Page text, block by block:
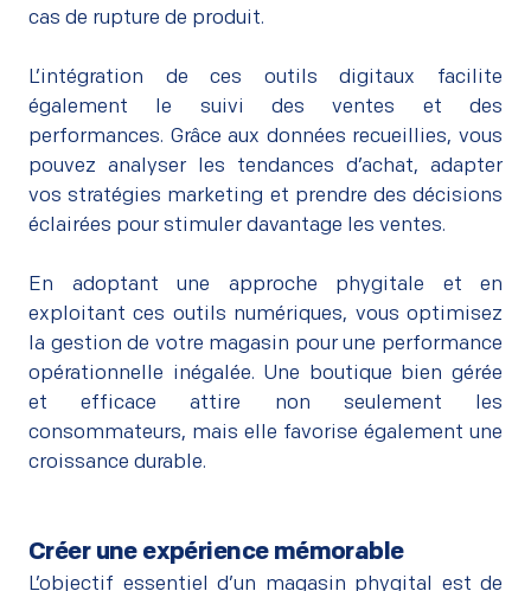
cas de rupture de produit.
L’intégration de ces outils digitaux facilite
également le suivi des ventes et des
performances. Grâce aux données recueillies, vous
pouvez analyser les tendances d’achat, adapter
vos stratégies marketing et prendre des décisions
éclairées pour stimuler davantage les ventes.
En adoptant une approche phygitale et en
exploitant ces outils numériques, vous optimisez
la gestion de votre magasin pour une performance
opérationnelle inégalée. Une boutique bien gérée
et efficace attire non seulement les
consommateurs, mais elle favorise également une
croissance durable.
Créer une expérience mémorable
L’objectif essentiel d’un magasin phygital est de